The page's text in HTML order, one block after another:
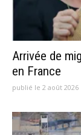
Arrivée de
en France
publié le 2 août 2026